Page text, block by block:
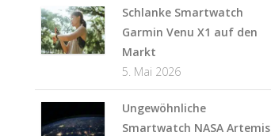
Schlanke Smartwatch
Garmin Venu X1 auf den
Markt
5. Mai 2026
Ungewöhnliche
Smartwatch NASA Artemis